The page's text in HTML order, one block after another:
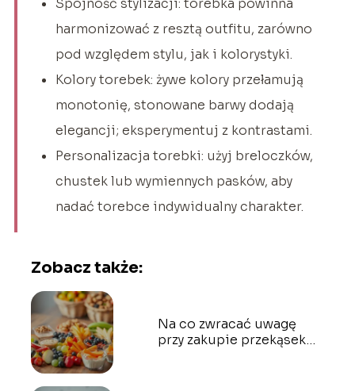
Spójność stylizacji: torebka powinna
harmonizować z resztą outfitu, zarówno
pod względem stylu, jak i kolorystyki.
Kolory torebek: żywe kolory przełamują
monotonię, stonowane barwy dodają
elegancji; eksperymentuj z kontrastami.
Personalizacja torebki: użyj breloczków,
chustek lub wymiennych pasków, aby
nadać torebce indywidualny charakter.
Zobacz także:
Na co zwracać uwagę
przy zakupie przekąsek